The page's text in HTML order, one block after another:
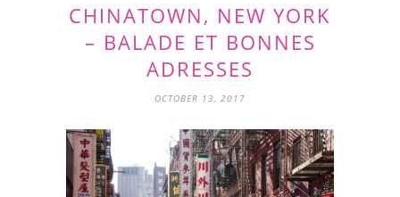
CHINATOWN, NEW YORK
– BALADE ET BONNES
ADRESSES
OCTOBER 13, 2017